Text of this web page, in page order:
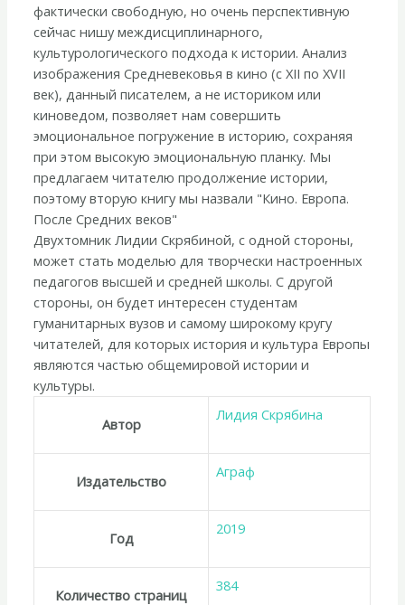
фактически свободную, но очень перспективную
сейчас нишу междисциплинарного,
культурологического подхода к истории. Анализ
изображения Средневековья в кино (с ХII по ХVII
век), данный писателем, а не историком или
киноведом, позволяет нам совершить
эмоциональное погружение в историю, сохраняя
при этом высокую эмоциональную планку. Мы
предлагаем читателю продолжение истории,
поэтому вторую книгу мы назвали "Кино. Европа.
После Средних веков"
Двухтомник Лидии Скрябиной, с одной стороны,
может стать моделью для творчески настроенных
педагогов высшей и средней школы. С другой
стороны, он будет интересен студентам
гуманитарных вузов и самому широкому кругу
читателей, для которых история и культура Европы
являются частью общемировой истории и
культуры.
Автор
Лидия Скрябина
Издательство
Аграф
Год
2019
Количество страниц
384